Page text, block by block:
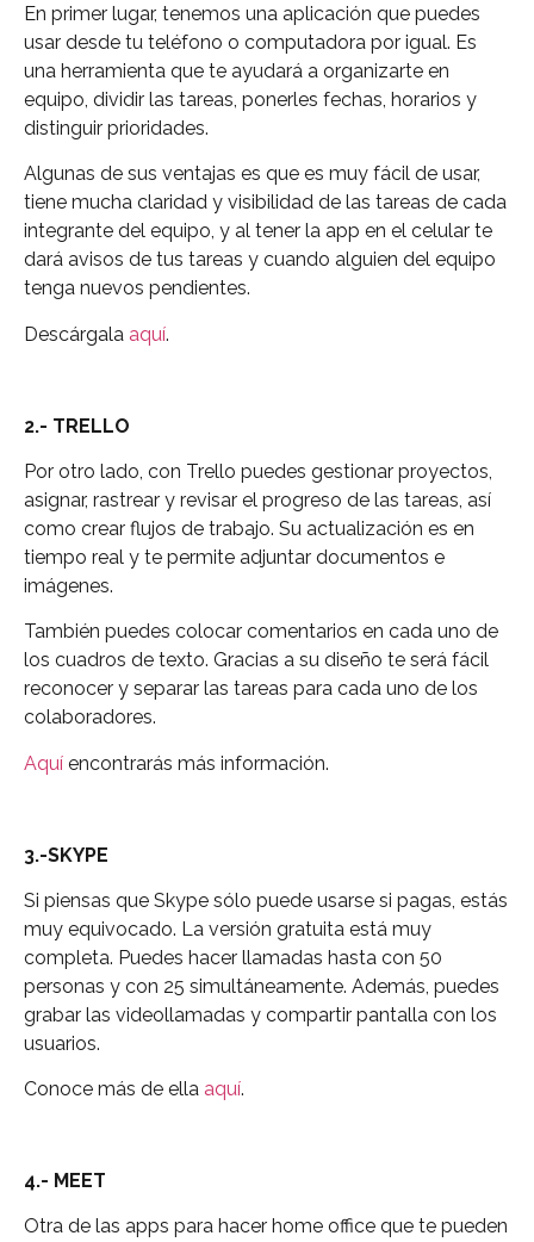
En primer lugar, tenemos una aplicación que puedes
usar desde tu teléfono o computadora por igual. Es
una herramienta que te ayudará a organizarte en
equipo, dividir las tareas, ponerles fechas, horarios y
distinguir prioridades.
Algunas de sus ventajas es que es muy fácil de usar,
tiene mucha claridad y visibilidad de las tareas de cada
integrante del equipo, y al tener la app en el celular te
dará avisos de tus tareas y cuando alguien del equipo
tenga nuevos pendientes.
Descárgala aquí.
2.- TRELLO
Por otro lado, con Trello puedes gestionar proyectos,
asignar, rastrear y revisar el progreso de las tareas, así
como crear flujos de trabajo. Su actualización es en
tiempo real y te permite adjuntar documentos e
imágenes.
También puedes colocar comentarios en cada uno de
los cuadros de texto. Gracias a su diseño te será fácil
reconocer y separar las tareas para cada uno de los
colaboradores.
Aquí encontrarás más información.
3.-SKYPE
Si piensas que Skype sólo puede usarse si pagas, estás
muy equivocado. La versión gratuita está muy
completa. Puedes hacer llamadas hasta con 50
personas y con 25 simultáneamente. Además, puedes
grabar las videollamadas y compartir pantalla con los
usuarios.
Conoce más de ella aquí.
4.- MEET
Otra de las apps para hacer home office que te pueden